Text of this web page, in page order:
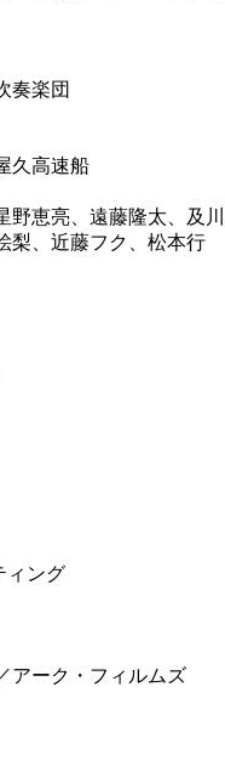
奏楽団
久高速船
恵亮、遠藤隆太、及川
梨、近藤フク、松本行
ィング
アーク・フィルムズ